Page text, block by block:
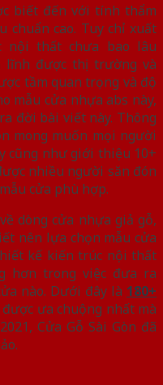
biết đến với tính thẩm
chuẩn cao. Tuy chỉ xuất
thất chưa bao lâu
lĩnh được thị trường và
tầm quan trọng và độ
mẫu cửa nhựa abs này,
đời bài viết này. Thông
mong muốn mọi người
cũng như giới thiệu 10+
nhiều người săn đón
cửa phù hợp.
dòng cửa nhựa giả gỗ,
nên lựa chọn mẫu cửa
kế kiến trúc nội thất
hơn trong việc đưa ra
nào. Dưới đây là 180+
ưa chuộng nhất mà
Cửa Gỗ Sài Gòn đã